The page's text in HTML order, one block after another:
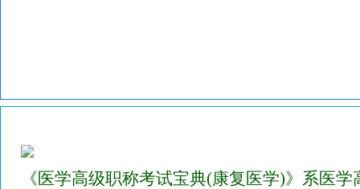
《医学高级职称考试宝典(康复医学)》系医